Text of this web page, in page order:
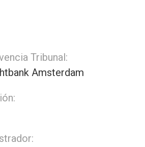
Tribunal:
Amsterdam